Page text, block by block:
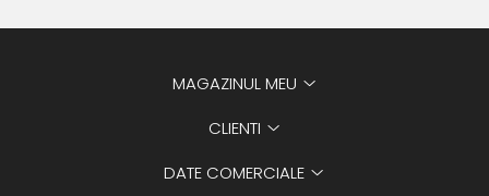
MAGAZINUL MEU
CLIENTI
DATE COMERCIALE